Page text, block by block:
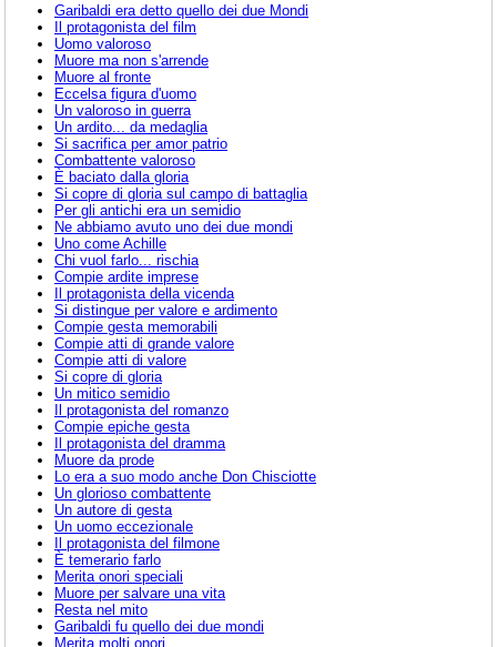
Garibaldi era detto quello dei due Mondi
Il protagonista del film
Uomo valoroso
Muore ma non s'arrende
Muore al fronte
Eccelsa figura d'uomo
Un valoroso in guerra
Un ardito... da medaglia
Si sacrifica per amor patrio
Combattente valoroso
È baciato dalla gloria
Si copre di gloria sul campo di battaglia
Per gli antichi era un semidio
Ne abbiamo avuto uno dei due mondi
Uno come Achille
Chi vuol farlo... rischia
Compie ardite imprese
Il protagonista della vicenda
Si distingue per valore e ardimento
Compie gesta memorabili
Compie atti di grande valore
Compie atti di valore
Si copre di gloria
Un mitico semidio
Il protagonista del romanzo
Compie epiche gesta
Il protagonista del dramma
Muore da prode
Lo era a suo modo anche Don Chisciotte
Un glorioso combattente
Un autore di gesta
Un uomo eccezionale
Il protagonista del filmone
È temerario farlo
Merita onori speciali
Muore per salvare una vita
Resta nel mito
Garibaldi fu quello dei due mondi
Merita molti onori